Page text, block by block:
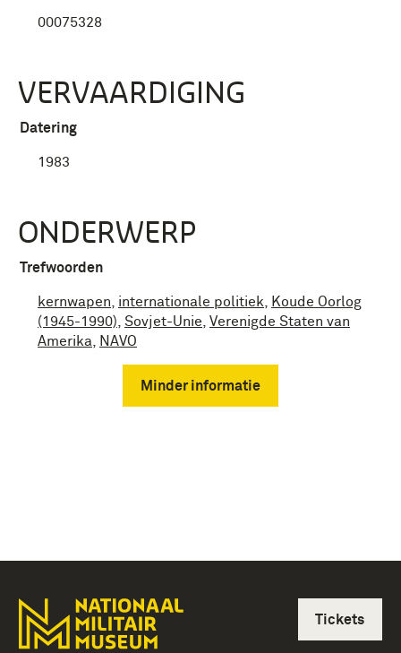
00075328
VERVAARDIGING
Datering
1983
ONDERWERP
Trefwoorden
kernwapen internationale politiek
Koude Oorlog
(1945-1990) Sovjet-Unie Verenigde Staten van
Amerika
NAVO
Minder informatie
Tickets